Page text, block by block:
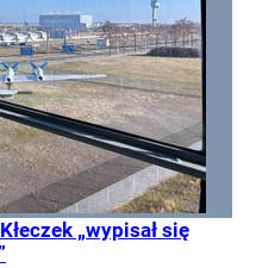
„wypisał się